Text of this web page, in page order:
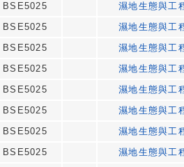
BSE5025
濕地生態與工
BSE5025
濕地生態與工
BSE5025
濕地生態與工
BSE5025
濕地生態與工
BSE5025
濕地生態與工
BSE5025
濕地生態與工
BSE5025
濕地生態與工
BSE5025
濕地生態與工